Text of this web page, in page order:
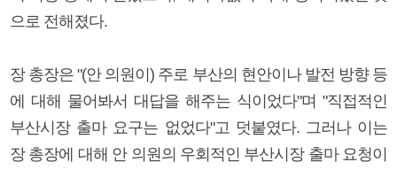
으로 전해졌다.
장 총장은 "(안 의원이) 주로 부산의 현안이나 발전 방향 등
에 대해 물어봐서 대답을 해주는 식이었다"며 "직접적인
부산시장 출마 요구는 없었다"고 덧붙였다. 그러나 이는
장 총장에 대해 안 의원의 우회적인 부산시장 출마 요청이